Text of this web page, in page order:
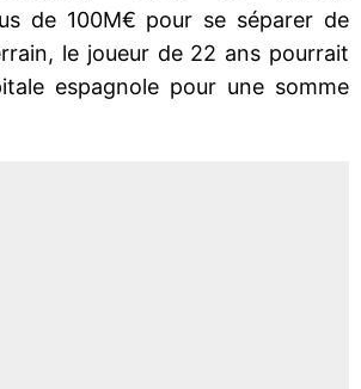
de 100M€ pour se séparer de
le joueur de 22 ans pourrait
espagnole pour une somme